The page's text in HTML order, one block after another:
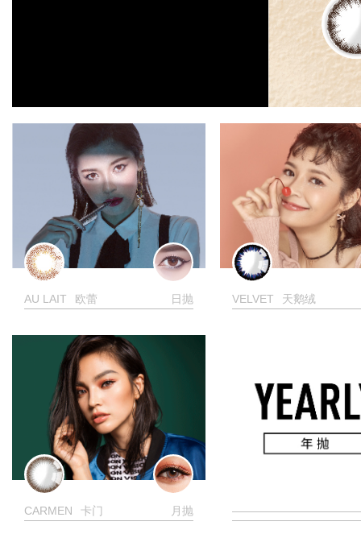
AU LAIT 欧蕾 日抛 VELVET 天鹅绒
CARMEN 卡门 月抛